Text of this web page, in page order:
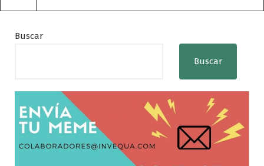
Buscar
Buscar